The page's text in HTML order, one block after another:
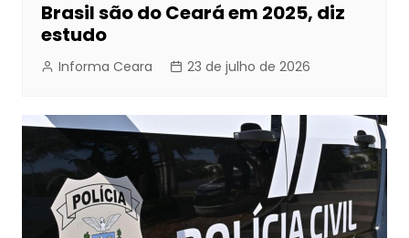
Brasil são do Ceará em 2025, diz
estudo
Informa Ceara 23 de julho de 2026